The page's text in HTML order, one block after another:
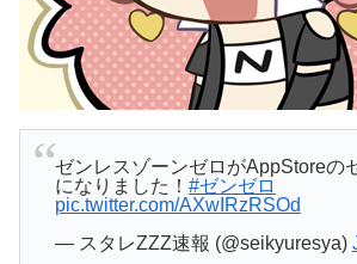
ゼンレスゾーンゼロがAppStoreの
になりました！ #ゼンゼロ
pic.twitter.com/AXwIRzRSOd
— スタレZZZ速報 (@seikyuresya)